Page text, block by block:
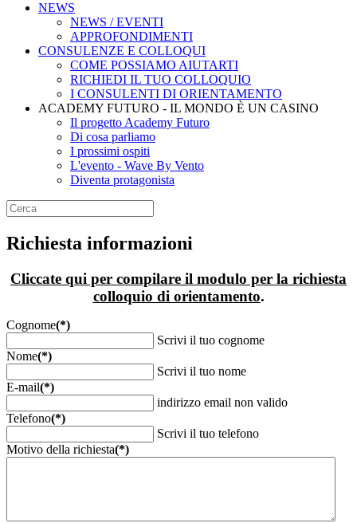
NEWS
NEWS / EVENTI
APPROFONDIMENTI
CONSULENZE E COLLOQUI
COME POSSIAMO AIUTARTI
RICHIEDI IL TUO COLLOQUIO
I CONSULENTI DI ORIENTAMENTO
ACADEMY FUTURO - IL MONDO È UN CASINO
Il progetto Academy Futuro
Di cosa parliamo
I prossimi ospiti
L'evento - Wave By Vento
Diventa protagonista
Richiesta informazioni
Cliccate qui per compilare il modulo per la richiesta
colloquio di orientamento.
Cognome(*)
Scrivi il tuo cognome
Nome(*)
Scrivi il tuo nome
E-mail(*)
indirizzo email non valido
Telefono(*)
Scrivi il tuo telefono
Motivo della richiesta(*)